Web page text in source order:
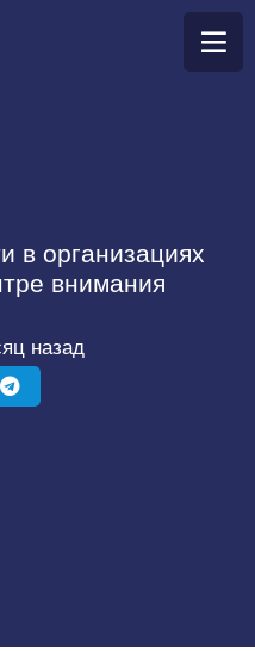
в организациях
внимания
назад